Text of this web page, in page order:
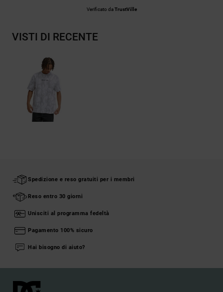
Verificato daTrustVille
VISTI DI RECENTE
Spedizione e reso gratuiti per i membri
Reso entro 30 giorni
Unisciti al programma fedeltà
Pagamento 100% sicuro
Hai bisogno di aiuto?